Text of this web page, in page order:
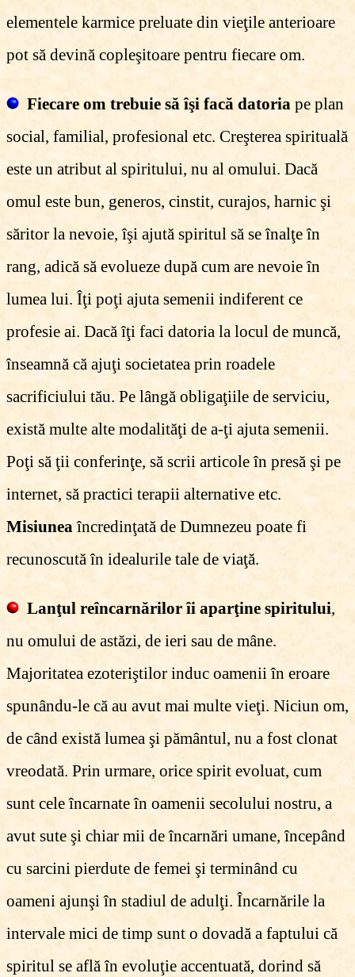
elementele karmice preluate din vieţile anterioare
pot să devină copleşitoare pentru fiecare om.
Fiecare om trebuie să îşi facă datoria pe plan
social, familial, profesional etc. Creşterea spirituală
este un atribut al spiritului, nu al omului. Dacă
omul este bun, generos, cinstit, curajos, harnic şi
săritor la nevoie, îşi ajută spiritul să se înalţe în
rang, adică să evolueze după cum are nevoie în
lumea lui. Îţi poţi ajuta semenii indiferent ce
profesie ai. Dacă îţi faci datoria la locul de muncă,
înseamnă că ajuţi societatea prin roadele
sacrificiului tău. Pe lângă obligaţiile de serviciu,
există multe alte modalităţi de a-ţi ajuta semenii.
Poţi să ţii conferinţe, să scrii articole în presă şi pe
internet, să practici terapii alternative etc.
Misiunea încredinţată de Dumnezeu poate fi
recunoscută în idealurile tale de viaţă.
Lanţul reîncarnărilor îi aparţine spiritului,
nu omului de astăzi, de ieri sau de mâne.
Majoritatea ezoteriştilor induc oamenii în eroare
spunându-le că au avut mai multe vieţi. Niciun om,
de când există lumea şi pământul, nu a fost clonat
vreodată. Prin urmare, orice spirit evoluat, cum
sunt cele încarnate în oamenii secolului nostru, a
avut sute şi chiar mii de încarnări umane, începând
cu sarcini pierdute de femei şi terminând cu
oameni ajunşi în stadiul de adulţi. Încarnările la
intervale mici de timp sunt o dovadă a faptului că
spiritul se află în evoluţie accentuată, dorind să